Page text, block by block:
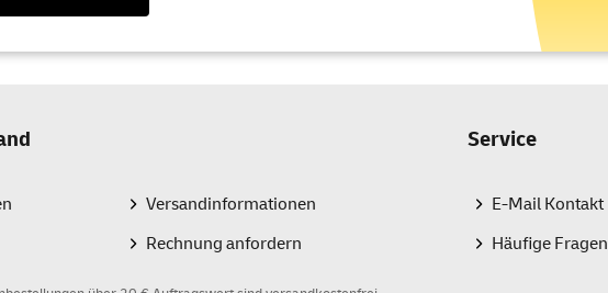
Versandinformationen
Rechnung anfordern
Service
E-Mail Kontakt
Häufige Fragen